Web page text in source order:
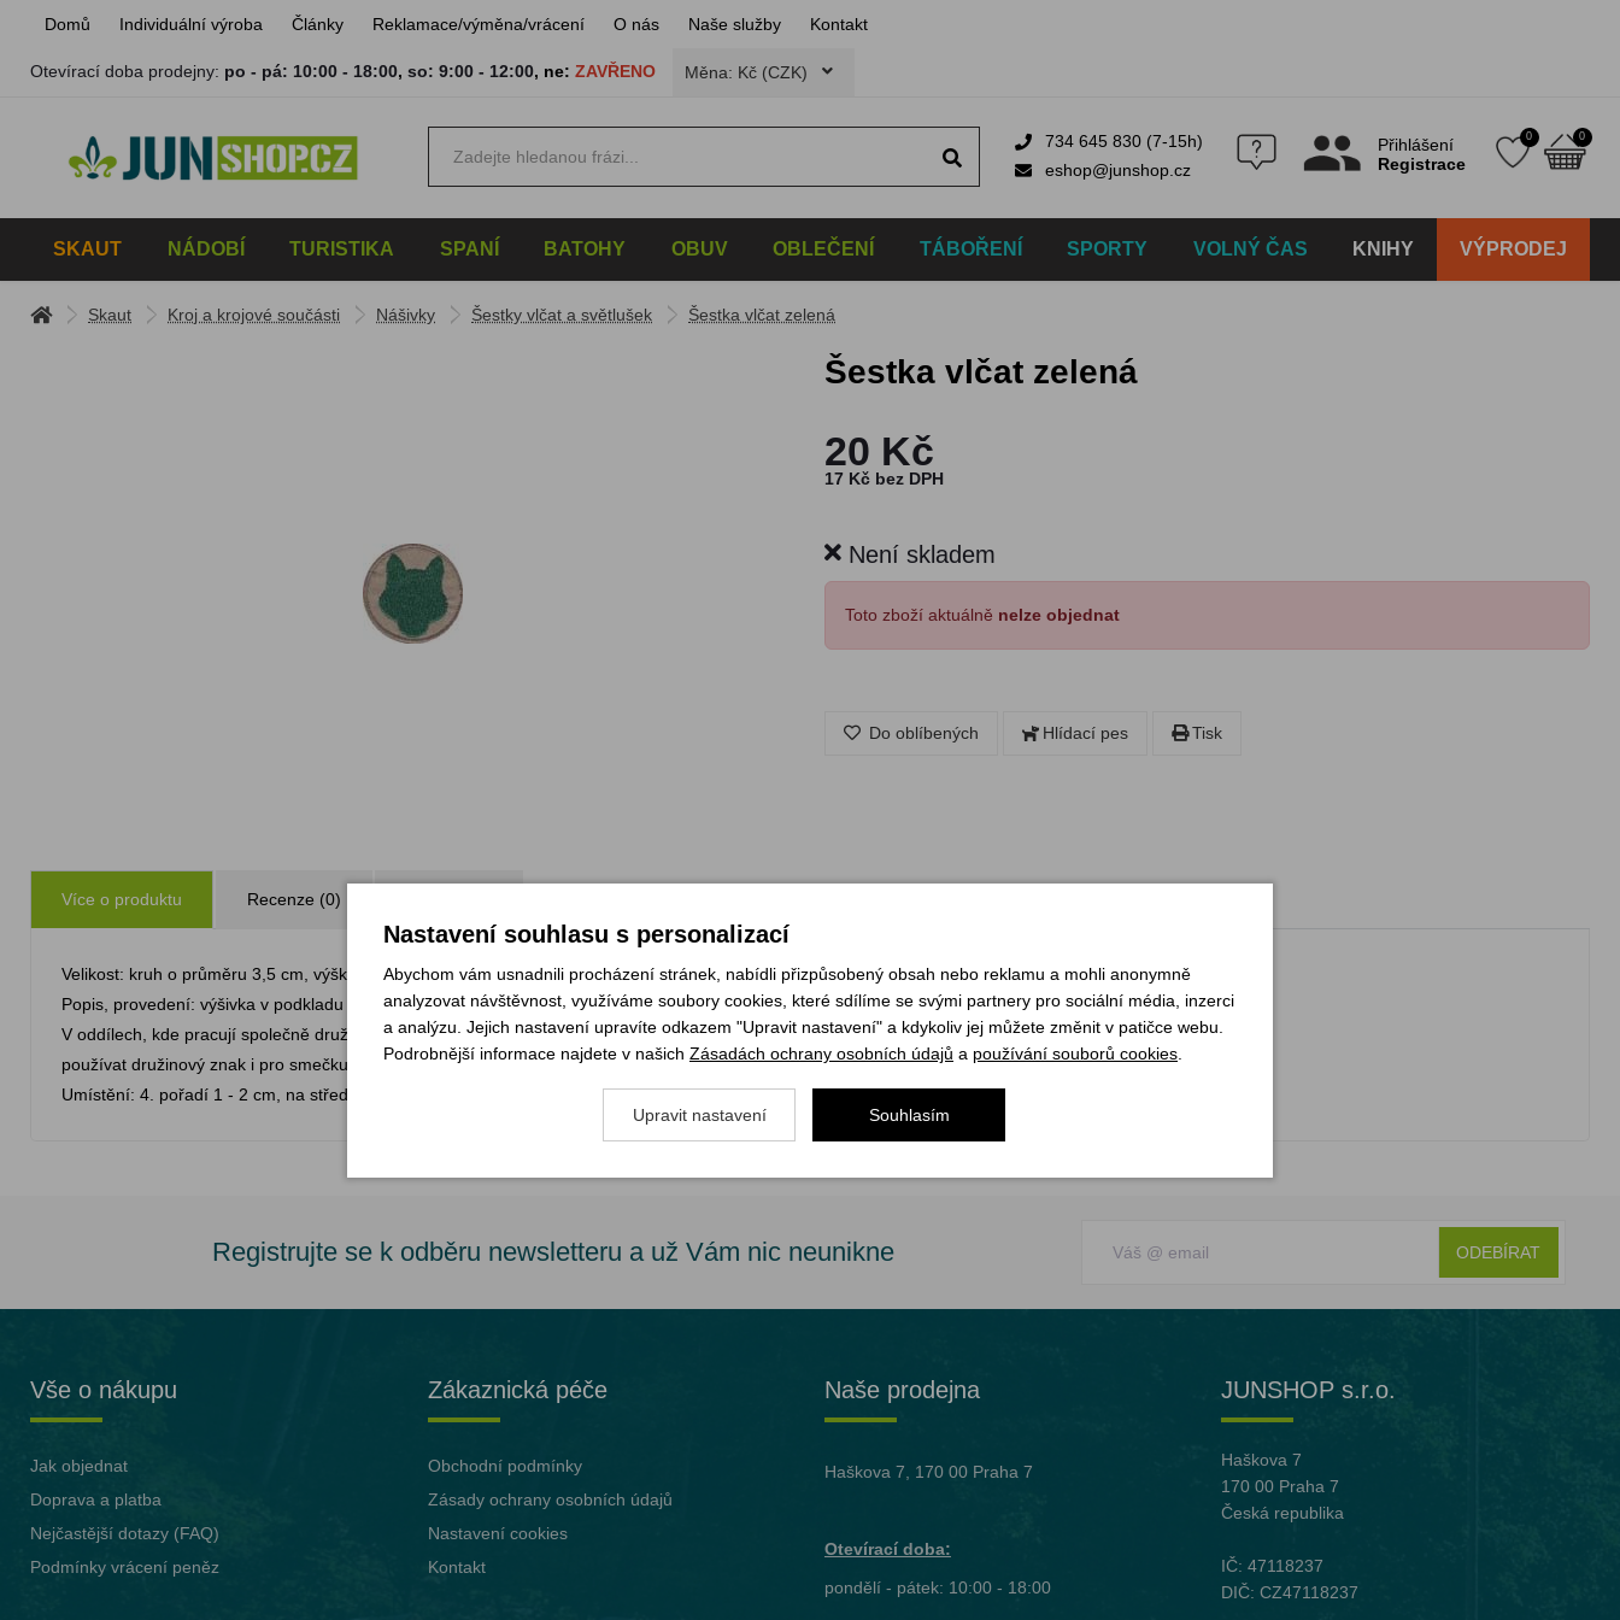
Domů Individuální výroba Články Reklamace/výměna/vrácení O nás Naše služby Kontakt
Otevírací doba prodejny: po - pá: 10:00 - 18:00,so: 9:00 - 12:00, ne: ZAVŘENO Měna: Kč (CZK)
734 645 830 (7-15h)
eshop@junshop.cz
Přihlášení
Registrace
0 0
SKAUT NÁDOBÍ TURISTIKA SPANÍ BATOHY OBUV OBLEČENÍ TÁBOŘENÍ SPORTY VOLNÝ ČAS KNIHY VÝPRODEJ
Skaut Kroj a krojové součásti Nášivky Šestky vlčat a světlušek Šestka vlčat zelená
Šestka vlčat zelená
20 Kč
17 Kč bez DPH
Není skladem
Toto zboží aktuálně nelze objednat
Do oblíbených Hlídací pes Tisk
Více o produktu Recenze (0)
Velikost: kruh o průměru 3,5 cm, výška vlčka 2,8 cm, šířka vlčka 2 cm.
Popis, provedení: výšivka v podkladu barvy košile,silueta hlavy vlka v barvě šestky, obruba v barvě košile.
V oddílech, kde pracují společně družiny vlčat a skautů, je možno
používat družinový znak i pro smečku vlčat.
Umístění: 4. pořadí 1 - 2 cm, na středové ose pod oddílovým znakem
Registrujte se k odběru newsletteru a už Vám nic neunikne ODEBÍRAT
Vše o nákupu
Jak objednat
Doprava a platba
Nejčastější dotazy (FAQ)
Podmínky vrácení peněz
Zákaznická péče
Obchodní podmínky
Zásady ochrany osobních údajů
Nastavení cookies
Kontakt
Naše prodejna
Haškova 7, 170 00 Praha 7
Otevírací doba:
pondělí - pátek: 10:00 - 18:00
JUNSHOP s.r.o.
Haškova 7
170 00 Praha 7
Česká republika
IČ: 47118237
DIČ: CZ47118237
Nastavení souhlasu s personalizací
Abychom vám usnadnili procházení stránek, nabídli přizpůsobený obsah nebo reklamu a mohli anonymně
analyzovat návštěvnost, využíváme soubory cookies, které sdílíme se svými partnery pro sociální média, inzerci
a analýzu. Jejich nastavení upravíte odkazem "Upravit nastavení" a kdykoliv jej můžete změnit v patičce webu.
Podrobnější informace najdete v našich Zásadách ochrany osobních údajů a používání souborů cookies
Upravit nastavení Souhlasím